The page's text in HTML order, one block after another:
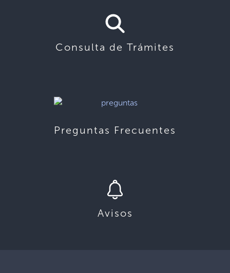
Consulta de Trámites
Preguntas Frecuentes
Avisos